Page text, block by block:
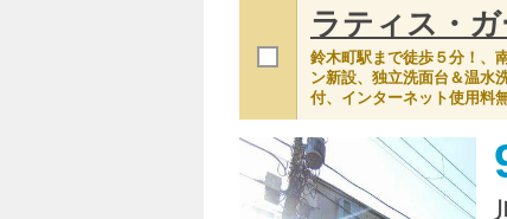
ラティス・
鈴木町駅まで徒歩５分！、
ン新設、独立洗面台＆温水
付、インターネット使用料